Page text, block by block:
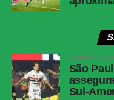
COPA SUL-
São
Sul-